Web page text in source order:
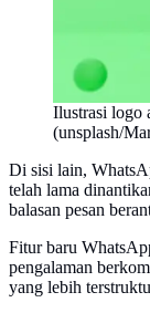
Ilustrasi logo
(unsplash/
Di sisi lain,
telah lama
balasan pesan
Fitur baru
pengalaman
yang lebih